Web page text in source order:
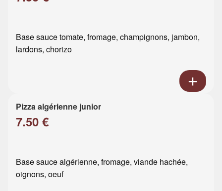
Base sauce tomate, fromage, champignons, jambon,
lardons, chorizo
Pizza algérienne junior
7.50 €
Base sauce algérienne, fromage, viande hachée,
oignons, oeuf